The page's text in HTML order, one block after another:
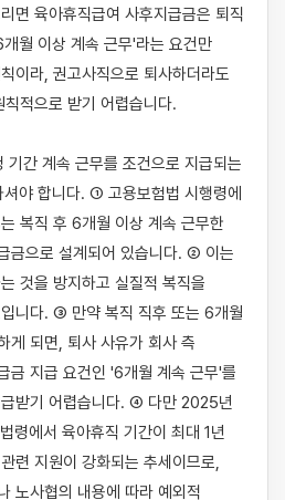
면 육아휴직급여 사후지급금은 퇴직
월 이상 계속 근무'라는 요건만
이라, 권고사직으로 퇴사하더라도
적으로 받기 어렵습니다.
기간 계속 근무를 조건으로 지급되는
야 합니다. ① 고용보험법 시행령에
복직 후 6개월 이상 계속 근무한
금으로 설계되어 있습니다. ② 이는
것을 방지하고 실질적 복직을
니다. ③ 만약 복직 직후 또는 6개월
게 되면, 퇴사 사유가 회사 측
금 지급 요건인 '6개월 계속 근무'를
받기 어렵습니다. ④ 다만 2025년
령에서 육아휴직 기간이 최대 1년
련 지원이 강화되는 추세이므로,
노사협의 내용에 따라 예외적